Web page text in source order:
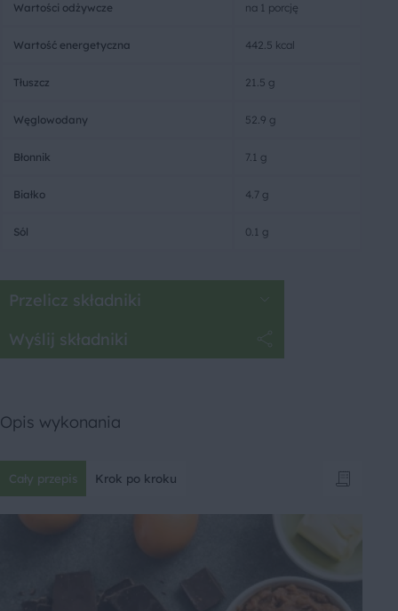
Wartości odżywcze na 1 porcję
Wartość energetyczna 442.5 kcal
Tłuszcz 21.5 g
Węglowodany 52.9 g
Błonnik 7.1 g
Białko 4.7 g
Sól 0.1 g
Przelicz składniki
Wyślij składniki
Opis wykonania
Cały przepis Krok po kroku